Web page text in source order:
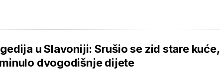
u Slavoniji: Srušio se zid stare kuće,
dvogodišnje dijete